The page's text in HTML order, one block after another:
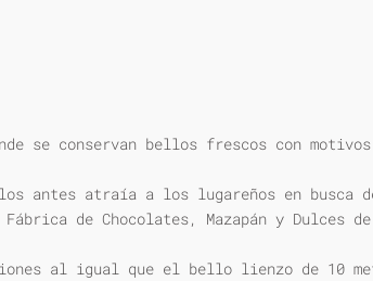
se conservan bellos frescos con
antes atraía a los lugareños en busca
de Chocolates, Mazapán y
al igual que el bello lienzo de 10